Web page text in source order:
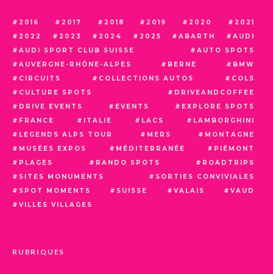
2016 2017 2018 2019 2020
2021
2022
2023 2024 2025 ABARTH
AUDI
AUDI SPORT CLUB SUISSE
AUTO SPOTS
AUVERGNE-RHÔNE-ALPES
BERNE
BMW
CIRCUITS
COLLECTIONS AUTOS
COLS
CULTURE SPOTS
DRIVEANDCOFFEE
DRIVE EVENTS
EVENTS
EXPLORE SPOTS
FRANCE
ITALIE LACS
LAMBORGHINI
LEGENDS ALPS TOUR
MERS
MONTAGNE
MUSÉES EXPOS
MÉDITERRANÉE
PIÉMONT
PLAGES
RANDO SPOTS
ROADTRIPS
SITES MONUMENTS
SORTIES CONVIVIALES
SPOT MOMENTS
SUISSE VALAIS
VAUD
VILLES VILLAGES
RUBRIQUES